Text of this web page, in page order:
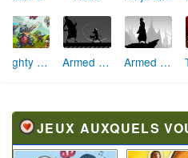
Mighty Knight Armed with Wings 3 Armed with Wings 2
JEUX AUXQUELS VOUS